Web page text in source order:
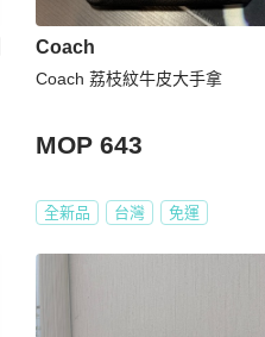
Coach
Coach 荔枝紋牛皮大手拿
MOP 643
全新品 台灣 免運